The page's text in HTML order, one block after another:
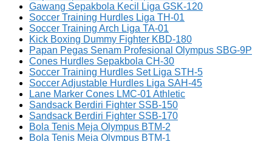
Gawang Sepakbola Kecil Liga GSK-120
Soccer Training Hurdles Liga TH-01
Soccer Training Arch Liga TA-01
Kick Boxing Dummy Fighter KBD-180
Papan Pegas Senam Profesional Olympus SBG-9P
Cones Hurdles Sepakbola CH-30
Soccer Training Hurdles Set Liga STH-5
Soccer Adjustable Hurdles Liga SAH-45
Lane Marker Cones LMC-01 Athletic
Sandsack Berdiri Fighter SSB-150
Sandsack Berdiri Fighter SSB-170
Bola Tenis Meja Olympus BTM-2
Bola Tenis Meja Olympus BTM-1